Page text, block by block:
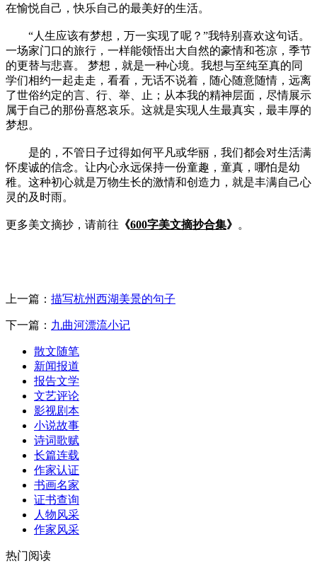
在愉悦自己，快乐自己的最美好的生活。
“人生应该有梦想，万一实现了呢？”我特别喜欢这句话。
一场家门口的旅行，一样能领悟出大自然的豪情和苍凉，季节
的更替与悲喜。 梦想，就是一种心境。我想与至纯至真的同
学们相约一起走走，看看，无话不说着，随心随意随情，远离
了世俗约定的言、行、举、止；从本我的精神层面，尽情展示
属于自己的那份喜怒哀乐。这就是实现人生最真实，最丰厚的
梦想。
是的，不管日子过得如何平凡或华丽，我们都会对生活满
怀虔诚的信念。让内心永远保持一份童趣，童真，哪怕是幼
稚。这种初心就是万物生长的激情和创造力，就是丰满自己心
灵的及时雨。
更多美文摘抄，请前往 《600字美文摘抄合集》 。
上一篇： 描写杭州西湖美景的句子
下一篇： 九曲河漂流小记
散文随笔
新闻报道
报告文学
文艺评论
影视剧本
小说故事
诗词歌赋
长篇连载
作家认证
书画名家
证书查询
人物风采
作家风采
热门阅读